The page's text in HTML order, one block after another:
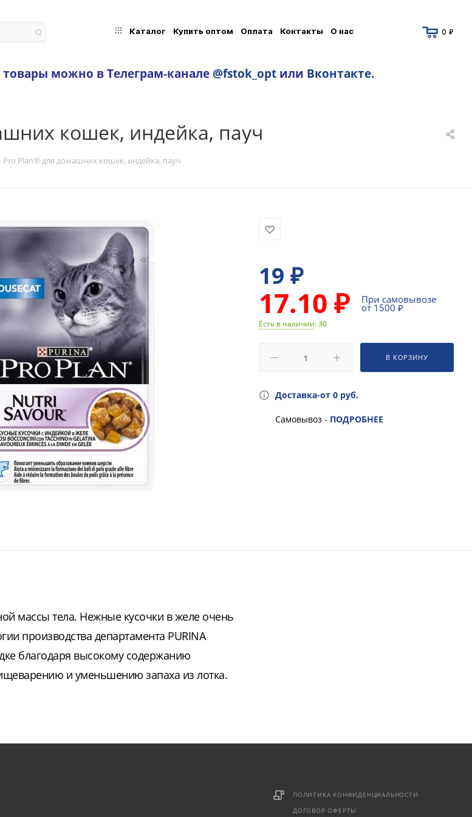
Каталог Купить оптом Оплата Контакты О нас 0 ₽
товары можно в Телеграм-канале @fstok_opt или Вконтакте.
кошек, индейка, пауч
Plan® для домашних кошек, индейка, пауч
19 ₽
17.10 ₽ При самовывозе
от 1500 ₽
Есть в наличии: 30
В КОРЗИНУ
Доставка-от 0 руб.
Самовывоз - ПОДРОБНЕЕ
массы тела. Нежные кусочки в желе очень
производства департамента PURINA
благодаря высокому содержанию
и уменьшению запаха из лотка.
ПОЛИТИКА КОНФИДЕНЦИАЛЬНОСТИ
ДОГОВОР ОФЕРТЫ